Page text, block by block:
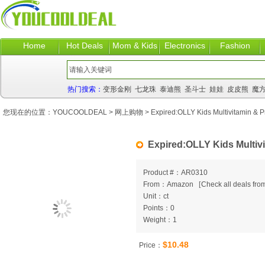
Home Hot Deals Mom & Kids Electronics Fashion
热门搜索： 变形金刚 七龙珠 泰迪熊 圣斗士 娃娃 皮皮熊 魔
Expired:OLLY Kids
Product #：AR0310
From：Amazon
[Check all deals
Unit：ct
Points：0
Weight：1
Price： $10.48
您现在的位置： YOUCOOLDEAL > 网上购物 > Expired:OLLY Kids Multivitamin &